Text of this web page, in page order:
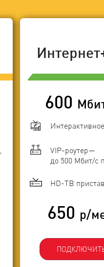
600
VIP-роутер—
до 500 Мбит/с
HD-ТВ
650 р/